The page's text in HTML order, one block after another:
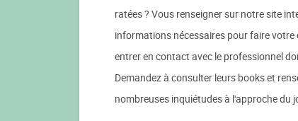
ratées ? Vous renseigner sur notre site
informations nécessaires pour faire
entrer en contact avec le professionnel
Demandez à consulter leurs books et
nombreuses inquiétudes à l'approche du